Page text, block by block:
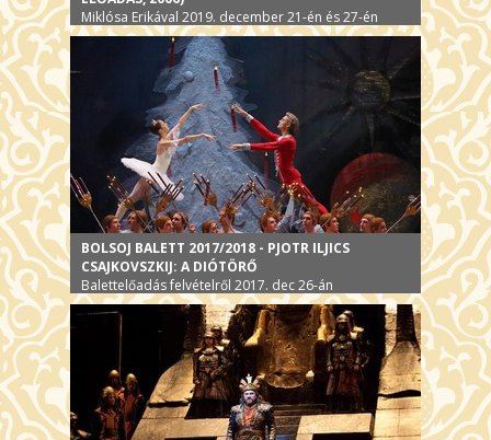
Miklósa Erikával 2019. december 21-én és 27-én
BOLSOJ BALETT 2017/2018 - PJOTR ILJICS
CSAJKOVSZKIJ: A DIÓTÖRŐ
Balettelőadás felvételről 2017. dec 26-án